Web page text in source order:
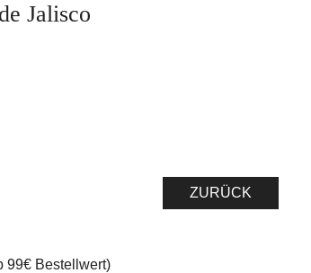
Jalisco
ZURÜCK
99€ Bestellwert)